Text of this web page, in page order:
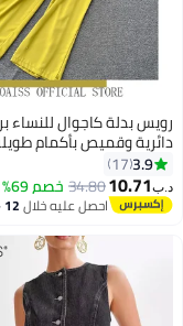
رويس بدلة كاجوال للنساء
دائرية وقميص بأكمام
وبنطلون فضفاض بسلسلة
كتف مزين بنسيج مريح
بلون الحلوى متطابق مع
للارتداء اليومي أثناء التنقل
3.9
17
د.ب‏10.71
34.80خصم 69%
احصل عليه خلال